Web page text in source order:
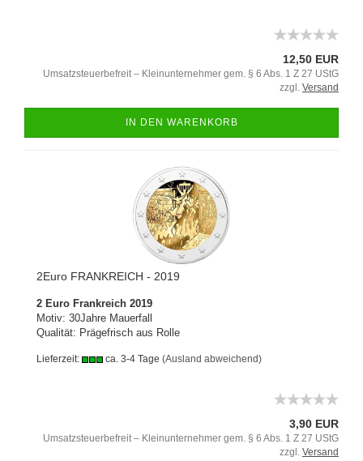
12,50 EUR
Umsatzsteuerbefreit – Kleinunternehmer gem. § 6 Abs. 1 Z 27 UStG
zzgl. Versand
IN DEN WARENKORB
2Euro FRANKREICH - 2019
2 Euro Frankreich 2019
Motiv: 30Jahre Mauerfall
Qualität: Prägefrisch aus Rolle
Lieferzeit: ca. 3-4 Tage (Ausland abweichend)
3,90 EUR
Umsatzsteuerbefreit – Kleinunternehmer gem. § 6 Abs. 1 Z 27 UStG
zzgl. Versand